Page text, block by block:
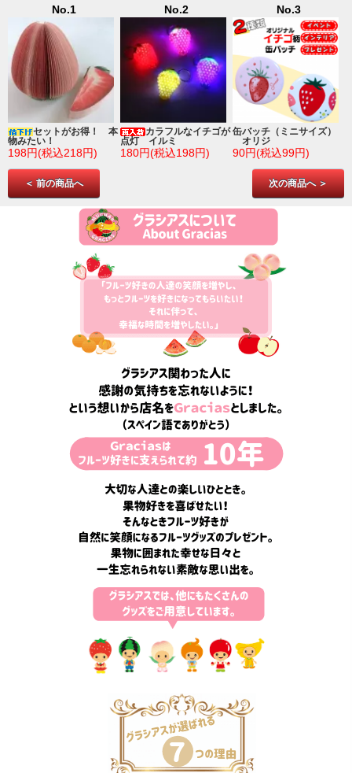
No.1
セットがお得！ 本
物みたい！
198円(税込218円)
No.2
カラフルなイチゴが
点灯 イルミ
180円(税込198円)
No.3
缶バッチ（ミニサイズ）
オリジ
90円(税込99円)
＜ 前の商品へ 次の商品へ ＞